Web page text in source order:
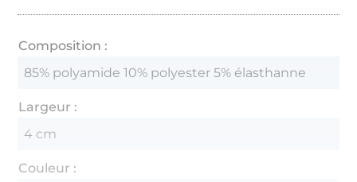
Composition :
85% polyamide 10% polyester 5% élasthanne
Largeur :
4 cm
Couleur :